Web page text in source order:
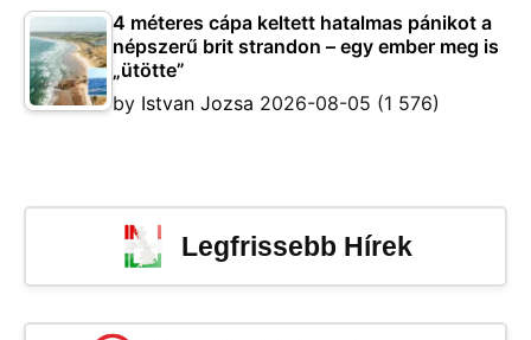
4 méteres cápa keltett hatalmas pánikot a
népszerű brit strandon – egy ember meg is
„ütötte”
by Istvan Jozsa 2026-08-05 (1 576)
Legfrissebb Hírek